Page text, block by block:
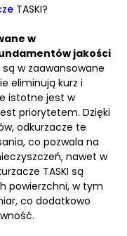
TASKI?
w
jakości
w zaawansowane
eliminują kurz i
istotne jest w
priorytetem. Dzięki
odkurzacze te
co pozwala na
nawet w
TASKI są
powierzchni, w tym
co dodatkowo